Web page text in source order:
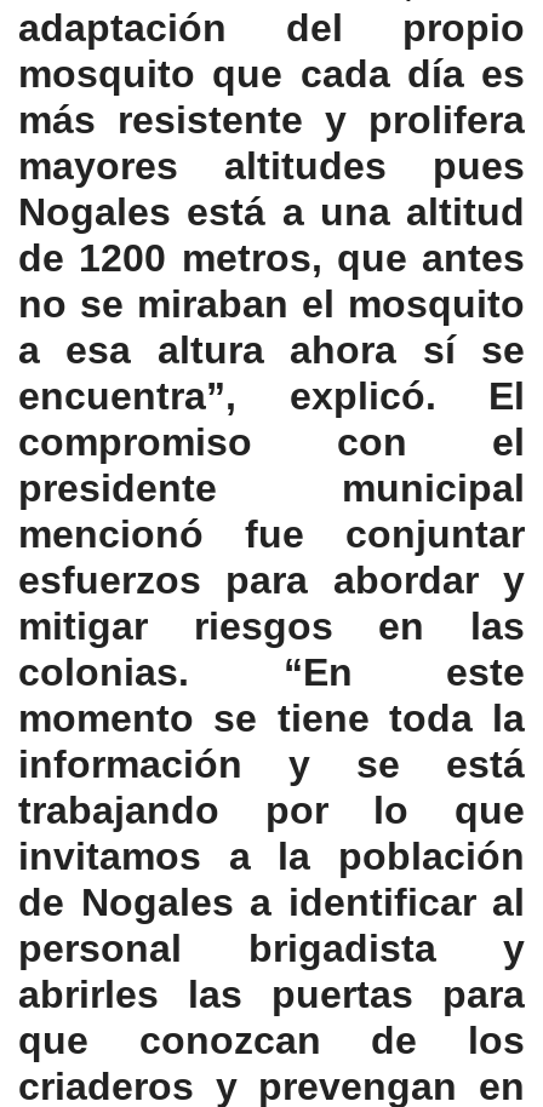
adaptación del propio
mosquito que cada día es
más resistente y prolifera
mayores altitudes pues
Nogales está a una altitud
de 1200 metros, que antes
no se miraban el mosquito
a esa altura ahora sí se
encuentra”, explicó. El
compromiso con el
presidente municipal
mencionó fue conjuntar
esfuerzos para abordar y
mitigar riesgos en las
colonias. “En este
momento se tiene toda la
información y se está
trabajando por lo que
invitamos a la población
de Nogales a identificar al
personal brigadista y
abrirles las puertas para
que conozcan de los
criaderos y prevengan en